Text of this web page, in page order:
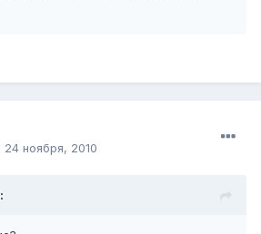
24 ноября, 2010